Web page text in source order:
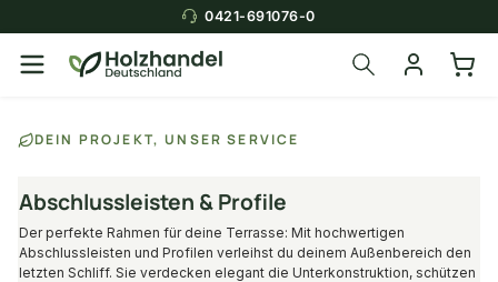
0421-691076-0
DEIN PROJEKT, UNSER SERVICE
Abschlussleisten & Profile
Der perfekte Rahmen für deine Terrasse: Mit hochwertigen
Abschlussleisten und Profilen verleihst du deinem Außenbereich den
letzten Schliff. Sie verdecken elegant die Unterkonstruktion, schützen